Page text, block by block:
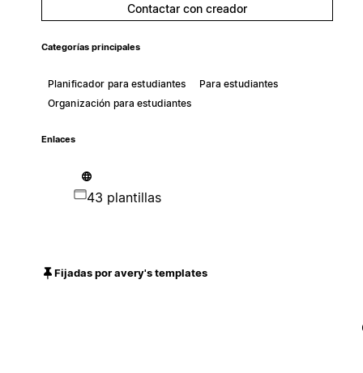
Contactar con creador
Categorías principales
Planificador para estudiantes
Para estudiantes
Organización para estudiantes
Enlaces
43 plantillas
Fijadas por avery's templates